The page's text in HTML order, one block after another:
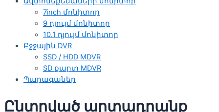
7inch մոնիտոր
9 դյույմ մոնիտոր
10.1 դյույմ մոնիտոր
Բջջային DVR
SSD / HDD MDVR
SD քարտ MDVR
Պարագաներ
Ընտրված արտադրանք